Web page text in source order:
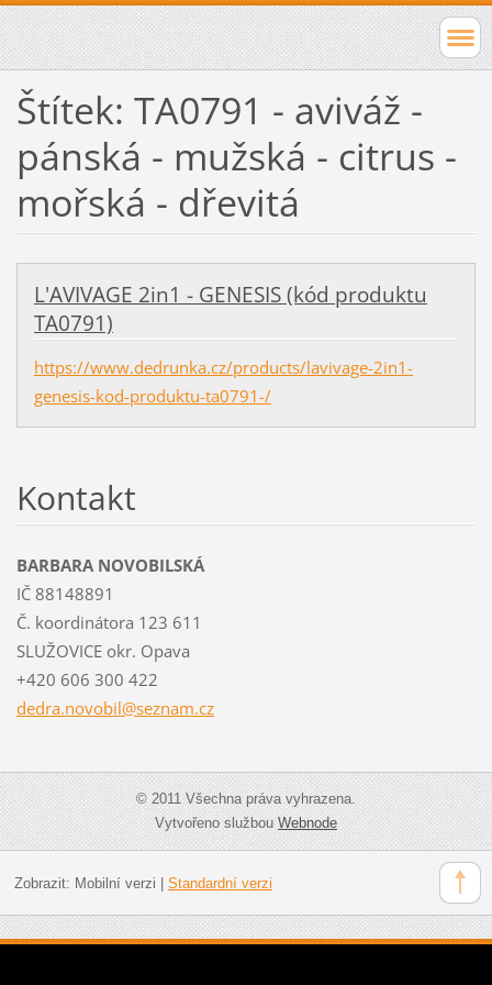
Štítek: TA0791 - aviváž -
pánská - mužská - citrus -
mořská - dřevitá
L'AVIVAGE 2in1 - GENESIS (kód produktu
TA0791)
https://www.dedrunka.cz/products/lavivage-2in1-
genesis-kod-produktu-ta0791-/
Kontakt
BARBARA NOVOBILSKÁ
IČ 88148891
Č. koordinátora 123 611
SLUŽOVICE okr. Opava
+420 606 300 422
dedra.novobil@seznam.cz
© 2011 Všechna práva vyhrazena.
Vytvořeno službouWebnode
Zobrazit: Mobilní verzi Standardní verzi